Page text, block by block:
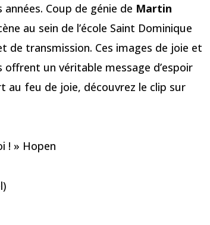
Coup de génie de Martin
au sein de l’école Saint Dominique
de transmission. Ces images de joie et
un véritable message d’espoir
au feu de joie, découvrez le clip sur
! » Hopen